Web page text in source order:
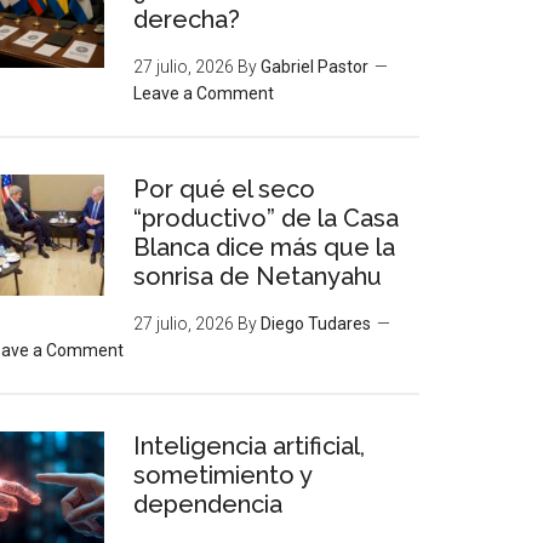
derecha?
27 julio, 2026 ByGabriel Pastor
Leave a Comment
Por qué el seco
“productivo” de la Casa
Blanca dice más que la
sonrisa de Netanyahu
27 julio, 2026 By Diego Tudares
a Comment
Inteligencia artificial,
sometimiento y
dependencia